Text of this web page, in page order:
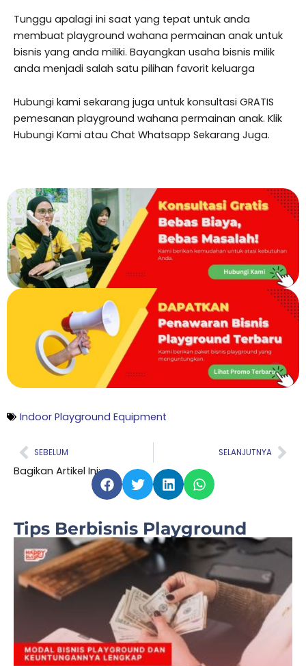
Tunggu apalagi ini saat yang tepat untuk anda
membuat playground wahana permainan anak untuk
bisnis yang anda miliki. Bayangkan usaha bisnis milik
anda menjadi salah satu pilihan favorit keluarga
Hubungi kami sekarang juga untuk konsultasi GRATIS
pemesanan playground wahana permainan anak. Klik
Hubungi Kami atau Chat Whatsapp Sekarang Juga.
Indoor Playground Equipment
Prev
SEBELUM SELANJUTNYA
Bagikan Artikel Ini:
Tips Berbisnis Playground